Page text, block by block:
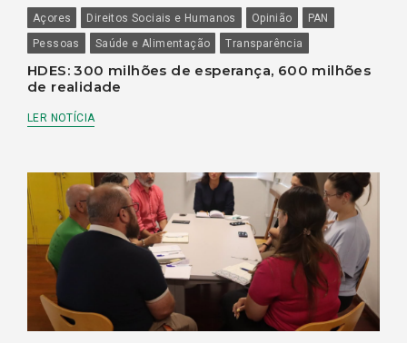
Açores Direitos Sociais e Humanos Opinião
PAN
Pessoas
Saúde e Alimentação Transparência
HDES: 300 milhões de esperança, 600 milhões
de realidade
LER NOTÍCIA